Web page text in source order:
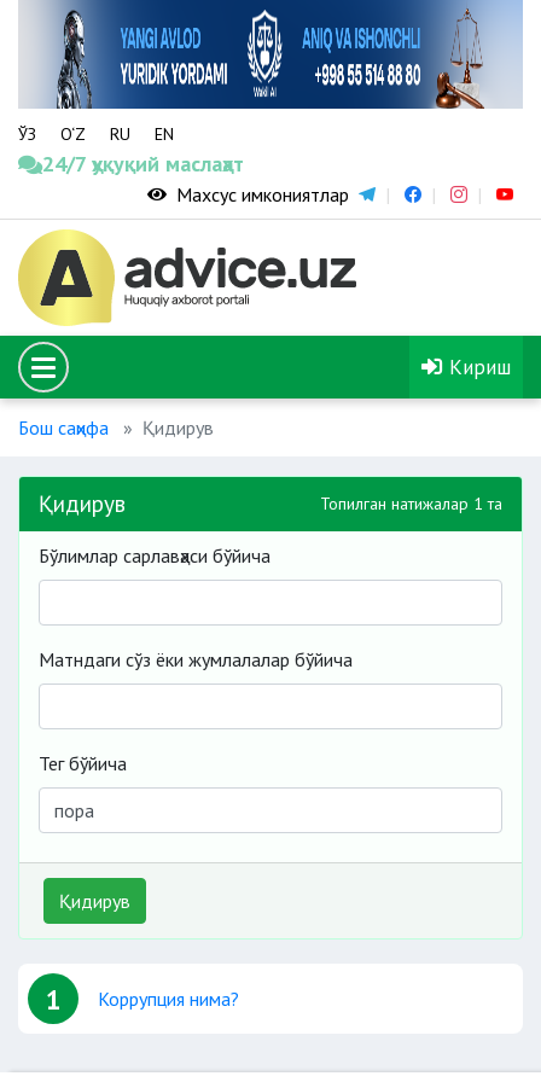
ЎЗ O‘Z RU EN
24/7 ҳуқуқий маслаҳат
Махсус имкониятлар
Кириш
Бош саҳифа Қидирув
Қидирув Топилган натижалар 1 та
Бўлимлар сарлавҳаси бўйича
Матндаги сўз ёки жумлалалар бўйича
Тег бўйича
Қидирув
1 Коррупция нима?